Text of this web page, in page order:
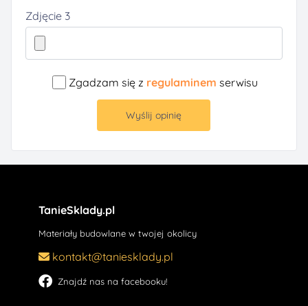
Zdjęcie 3
Zgadzam się z regulaminem serwisu
Wyślij opinię
TanieSklady.pl
Materiały budowlane w twojej okolicy
kontakt@taniesklady.pl
Znajdź nas na facebooku!